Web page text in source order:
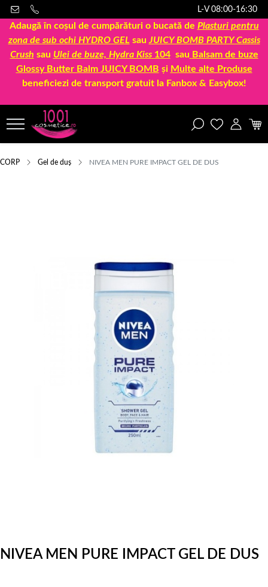
L-V 08:00-16:30
Adaugă în coșul de cumpărături o bucată de Plasturi pentru
zona de sub ochi HYDRO GEL sau JUICY BOMB PARTY Cassis
Crush sau Ulei de buze, Hydra Kiss 104sau Balsam de buze
Glossy Butter Balm JUICY BOMB și Multe alte Produse
beneficiezi de transport gratuit la Fanbox & Easybox!
CORP Gel de duș NIVEA MEN PURE IMPACT GEL DE DUS
NIVEA MEN PURE IMPACT GEL DE DUS